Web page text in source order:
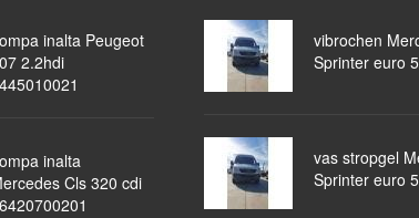
inalta Peugeot
2.2hdi
inalta
Cls 320 cdi
vibrochen
Sprinter euro
vas stropgel
Sprinter euro